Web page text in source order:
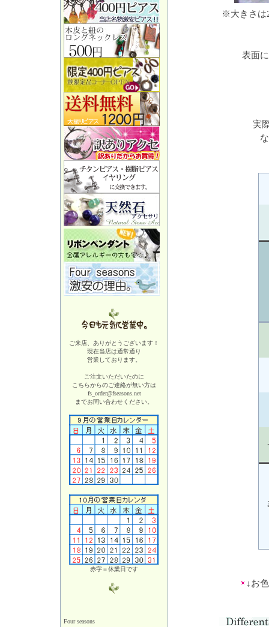
ご来店、ありがとうございます！
現在当店は通常通り
営業しております。
ご注文いただいたのに
こちらからのご連絡が無い方は
fs_order@fseasons.net
までお問い合わせください。
赤字＝休業日です
Four seasons
※大きさは
表面
実
↓お